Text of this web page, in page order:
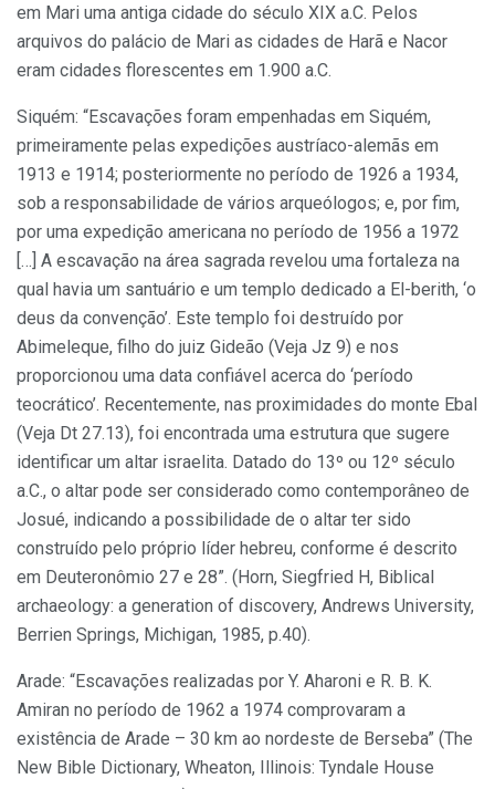
em Mari uma antiga cidade do século XIX a.C. Pelos
arquivos do palácio de Mari as cidades de Harã e Nacor
eram cidades florescentes em 1.900 a.C.
Siquém: “Escavações foram empenhadas em Siquém,
primeiramente pelas expedições austríaco-alemãs em
1913 e 1914; posteriormente no período de 1926 a 1934,
sob a responsabilidade de vários arqueólogos; e, por fim,
por uma expedição americana no período de 1956 a 1972
[…] A escavação na área sagrada revelou uma fortaleza na
qual havia um santuário e um templo dedicado a El-berith, ‘o
deus da convenção’. Este templo foi destruído por
Abimeleque, filho do juiz Gideão (Veja Jz 9) e nos
proporcionou uma data confiável acerca do ‘período
teocrático’. Recentemente, nas proximidades do monte Ebal
(Veja Dt 27.13), foi encontrada uma estrutura que sugere
identificar um altar israelita. Datado do 13º ou 12º século
a.C., o altar pode ser considerado como contemporâneo de
Josué, indicando a possibilidade de o altar ter sido
construído pelo próprio líder hebreu, conforme é descrito
em Deuteronômio 27 e 28”. (Horn, Siegfried H, Biblical
archaeology: a generation of discovery, Andrews University,
Berrien Springs, Michigan, 1985, p.40).
Arade: “Escavações realizadas por Y. Aharoni e R. B. K.
Amiran no período de 1962 a 1974 comprovaram a
existência de Arade – 30 km ao nordeste de Berseba” (The
New Bible Dictionary, Wheaton, Illinois: Tyndale House